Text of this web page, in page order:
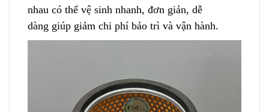
nhau có thể vệ sinh nhanh, đơn giản, dễ
dàng giúp giảm chi phí bảo trì và vận hành.